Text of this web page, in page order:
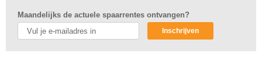
Maandelijks de actuele spaarrentes ontvangen?
Inschrijven